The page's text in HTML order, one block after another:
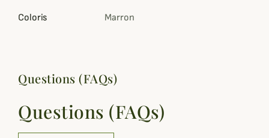
Coloris Marron
Questions (FAQs)
Questions (FAQs)